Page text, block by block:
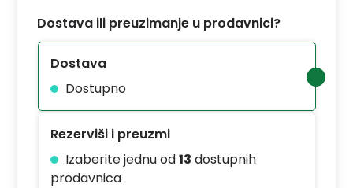
Dostava ili preuzimanje u prodavnici?
Dostava
Dostupno
Rezerviši i preuzmi
Izaberite jednu od13 dostupnih
prodavnica